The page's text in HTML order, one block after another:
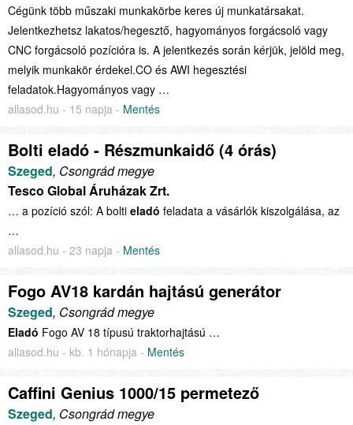
Cégünk több műszaki munkakörbe keres új munkatársakat.
Jelentkezhetsz lakatos/hegesztő, hagyományos forgácsoló vagy
CNC forgácsoló pozícióra is. A jelentkezés során kérjük, jelöld meg,
melyik munkakör érdekel.CO és AWI hegesztési
feladatok.Hagyományos vagy …
allasod.hu - 15 napja - Mentés
Bolti eladó - Részmunkaidő (4 órás)
Szeged, Csongrád megye
Tesco Global Áruházak Zrt.
… a pozíció szól: A bolti eladó feladata a vásárlók kiszolgálása, az
…
allasod.hu - 23 napja - Mentés
Fogo AV18 kardán hajtású generátor
Szeged, Csongrád megye
Eladó Fogo AV 18 típusú traktorhajtású …
allasod.hu - kb. 1 hónapja - Mentés
Caffini Genius 1000/15 permetező
Szeged, Csongrád megye